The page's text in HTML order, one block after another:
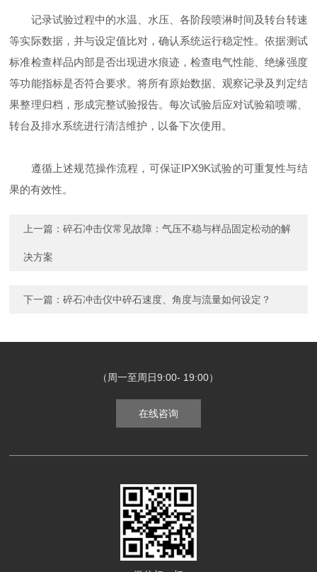
记录试验过程中的水温、水压、各阶段喷淋时间及转台转速
等实际数据，并与设定值比对，确认系统运行稳定性。依据测试
标准检查样品内部是否出现进水痕迹，检查电气性能、绝缘强度
等功能指标是否符合要求。将所有原始数据、观察记录及判定结
果整理归档，形成完整试验报告。每次试验后应对试验箱喷嘴、
转台及排水系统进行清洁维护，以备下次使用。
遵循上述规范操作流程，可保证IPX9K试验的可重复性与结
果的有效性。
上一篇：碎石冲击仪常见故障：气压不稳与样品固定松动的解
决方案
下一篇：碎石冲击仪中碎石速度、角度与流量如何设定？
（周一至周日9:00- 19:00）
在线咨询